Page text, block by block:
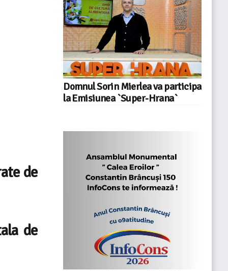
de
de
Domnul Sorin Mierlea va participa
la Emisiunea `Super-Hrana`